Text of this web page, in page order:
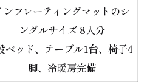
ンフレーティングマットのシ
ングルサイズ 8人分
ベッド、テーブル1台、椅子4
脚、冷暖房完備